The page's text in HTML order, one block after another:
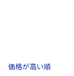
価格が高い順